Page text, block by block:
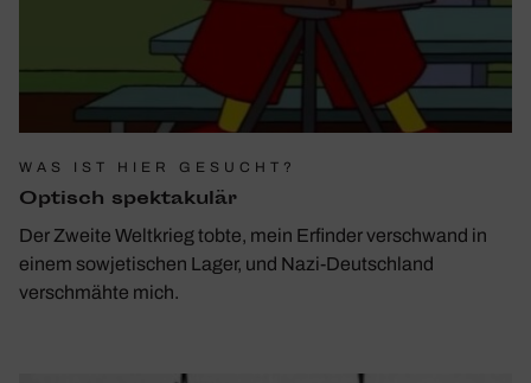
WAS IST HIER GESUCHT?
Optisch spek­ta­kulär
Der Zweite Weltkrieg tobte, mein Erfinder verschwand in
einem sowjetischen Lager, und Nazi-Deutschland
verschmähte mich.